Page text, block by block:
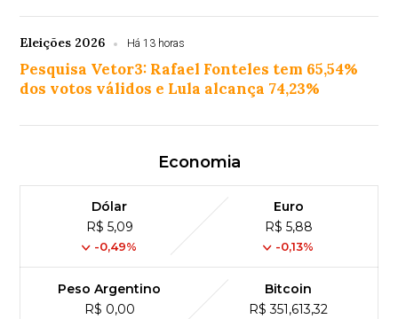
Eleições 2026 Há 13 horas
Pesquisa Vetor3: Rafael Fonteles tem 65,54%
dos votos válidos e Lula alcança 74,23%
Economia
Dólar
R$ 5,09
-0,49%
Euro
R$ 5,88
-0,13%
Peso Argentino
R$ 0,00
Bitcoin
R$ 351,613,32